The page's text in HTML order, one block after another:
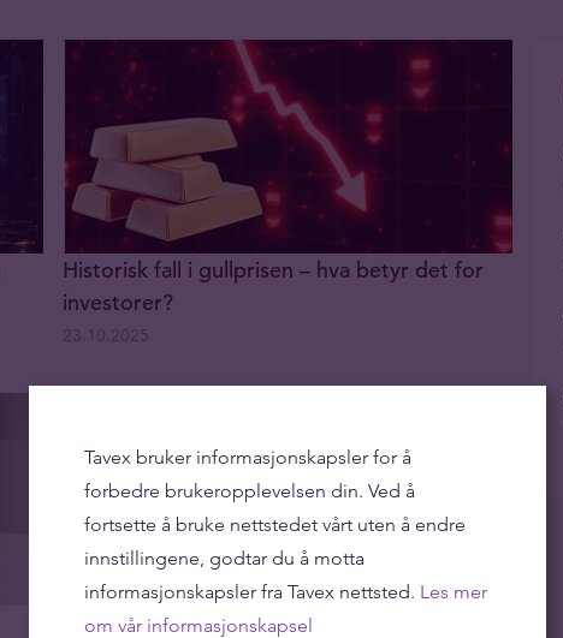
Historisk fall i gullprisen – hva betyr det for
investorer?
Goldman Sachs spår gullpris på opptil $4 000
Tavex bruker informasjonskapsler for å
forbedre brukeropplevelsen din. Ved å
fortsette å bruke nettstedet vårt uten å endre
innstillingene, godtar du å motta
informasjonskapsler fra Tavex nettsted. Les mer
om vår informasjonskapsel